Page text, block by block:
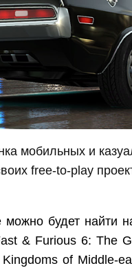
мобильных и
free-to-play
можно будет найти
& Furious 6: The
of Middle-